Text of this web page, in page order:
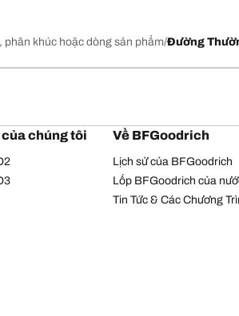
khúc hoặc dòng sản phẩm Đường
chúng tôi Về BFGoodrich
Lịch sử của BFGoodrich
Lốp BFGoodrich của
Tin Tức & Các Chương